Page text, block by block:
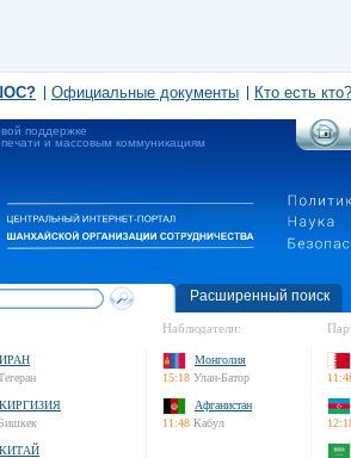
Официальные документы Кто есть кто?
поддержке
и массовым коммуникациям
Расширенный поиск
ИРАН
КИРГИЗИЯ
КИТАЙ
Наблюдатели:
Монголия
15:18 Улан-Батор
Афганистан
11:48 Кабул